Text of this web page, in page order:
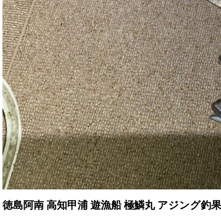
徳島阿南 高知甲浦 遊漁船 極鱗丸 アジング釣果